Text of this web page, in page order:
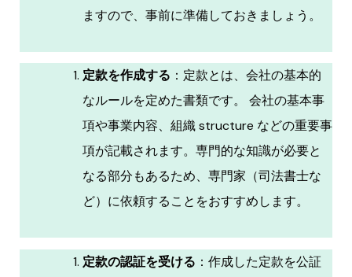
ますので、事前に準備しておきましょう。
定款を作成する ：定款とは、会社の基本的
なルールを定めた書類です。 会社の基本事
項や事業内容、組織 structure などの重要事
項が記載されます。専門的な知識が必要と
なる部分もあるため、専門家（司法書士な
ど）に依頼することをおすすめします。
定款の認証を受ける ：作成した定款を公証